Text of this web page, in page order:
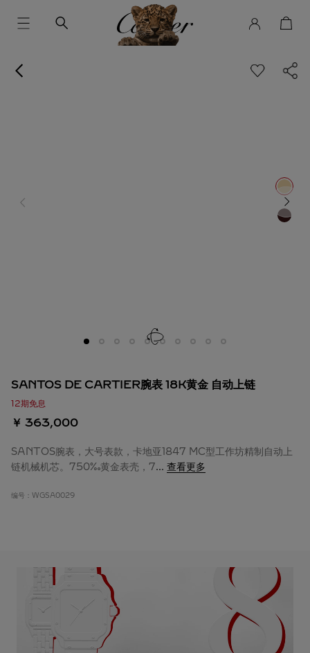
SANTOS DE CARTIER腕表 18K黄金 自动上链
12期免息
￥ 363,000
SANTOS腕表，大号表款，卡地亚1847 MC型工作坊精制自动上
链机械机芯。750‰黄金表壳，7... 查看更多
编号： WGSA0029